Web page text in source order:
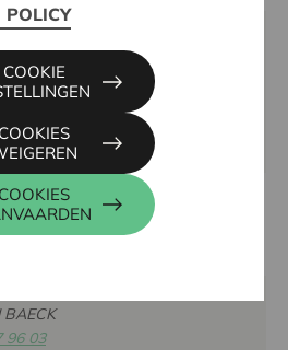
3, 1880 KAPELLE-
96 03
POLICY
COOKIES
COOKIES
COOKIE